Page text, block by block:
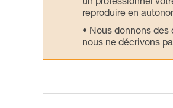
un professionnel
reproduire en
Nous donnons des
nous ne décrivons